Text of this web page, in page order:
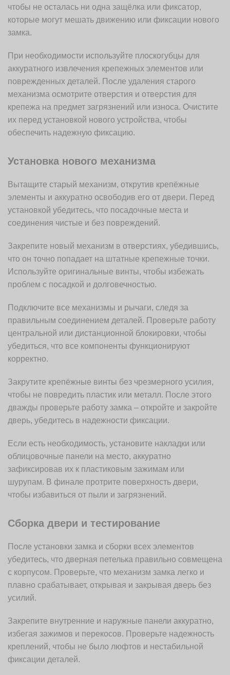
чтобы не осталась ни одна защёлка или фиксатор,
которые могут мешать движению или фиксации нового
замка.
При необходимости используйте плоскогубцы для
аккуратного извлечения крепежных элементов или
поврежденных деталей. После удаления старого
механизма осмотрите отверстия и отверстия для
крепежа на предмет загрязнений или износа. Очистите
их перед установкой нового устройства, чтобы
обеспечить надежную фиксацию.
Установка нового механизма
Вытащите старый механизм, открутив крепёжные
элементы и аккуратно освободив его от двери. Перед
установкой убедитесь, что посадочные места и
соединения чистые и без повреждений.
Закрепите новый механизм в отверстиях, убедившись,
что он точно попадает на штатные крепежные точки.
Используйте оригинальные винты, чтобы избежать
проблем с посадкой и долговечностью.
Подключите все механизмы и рычаги, следя за
правильным соединением деталей. Проверьте работу
центральной или дистанционной блокировки, чтобы
убедиться, что все компоненты функционируют
корректно.
Закрутите крепёжные винты без чрезмерного усилия,
чтобы не повредить пластик или металл. После этого
дважды проверьте работу замка – откройте и закройте
дверь, убедитесь в надежности фиксации.
Если есть необходимость, установите накладки или
облицовочные панели на место, аккуратно
зафиксировав их к пластиковым зажимам или
шурупам. В финале протрите поверхность двери,
чтобы избавиться от пыли и загрязнений.
Сборка двери и тестирование
После установки замка и сборки всех элементов
убедитесь, что дверная петелька правильно совмещена
с корпусом. Проверьте, что механизм замка легко и
плавно срабатывает, открывая и закрывая дверь без
усилий.
Закрепите внутренние и наружные панели аккуратно,
избегая зажимов и перекосов. Проверьте надежность
креплений, чтобы не было люфтов и нестабильной
фиксации деталей.